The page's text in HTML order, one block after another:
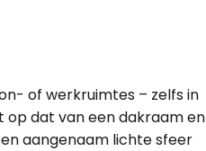
of werkruimtes – zelfs in
dat van een dakraam en
aangenaam lichte sfeer